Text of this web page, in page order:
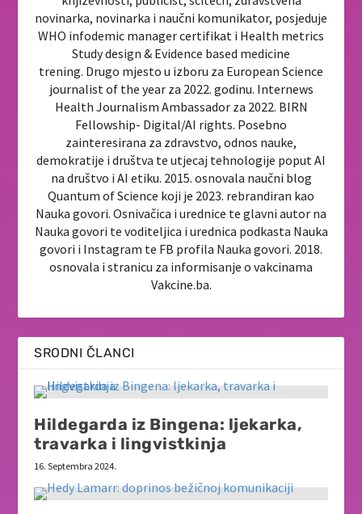
novinarka, novinarka i naučni komunikator, posjeduje
WHO infodemic manager certifikat i Health metrics
Study design & Evidence based medicine
trening. Drugo mjesto u izboru za European Science
journalist of the year za 2022. godinu. Internews
Health Journalism Ambassador za 2022. BIRN
Fellowship- Digital/AI rights. Posebno
zainteresirana za zdravstvo, odnos nauke,
demokratije i društva te utjecaj tehnologije poput AI
na društvo i AI etiku. 2015. osnovala naučni blog
Quantum of Science koji je 2023. rebrandiran kao
Nauka govori. Osnivačica i urednice te glavni autor na
Nauka govori te voditeljica i urednica podkasta Nauka
govori i Instagram te FB profila Nauka govori. 2018.
osnovala i stranicu za informisanje o vakcinama
Vakcine.ba.
SRODNI ČLANCI
Hildegarda iz Bingena: ljekarka,
travarka i lingvistkinja
16. Septembra 2024.